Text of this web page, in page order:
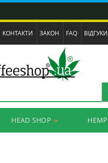
КОНТАКТИ ЗАКОН FAQ ВІДГУКИ
HEAD SHOP